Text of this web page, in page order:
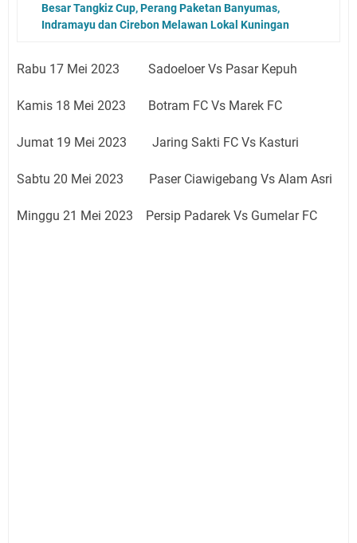
Besar Tangkiz Cup, Perang Paketan Banyumas,
Indramayu dan Cirebon Melawan Lokal Kuningan
Rabu 17 Mei 2023 Sadoeloer Vs Pasar Kepuh
Kamis 18 Mei 2023 Botram FC Vs Marek FC
Jumat 19 Mei 2023 Jaring Sakti FC Vs Kasturi
Sabtu 20 Mei 2023 Paser Ciawigebang Vs Alam Asri
Minggu 21 Mei 2023 Persip Padarek Vs Gumelar FC